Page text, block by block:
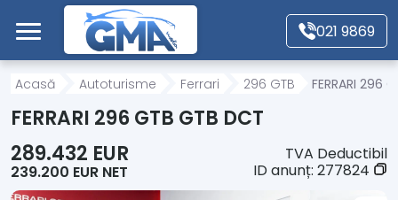
Mergi direct la conținutul principal
021 9869
Acasă
Motociclete
Acasă Autoturisme Ferrari 296 GTB FERRARI 296
FERRARI 296 GTB GTB DCT
289.432 EUR
239.200 EUR NET
TVA Deductibil
ID anunț: 277824